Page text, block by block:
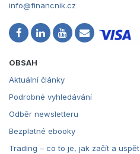
info@financnik.cz
OBSAH
Aktuální články
Podrobné vyhledávání
Odběr newsletteru
Bezplatné ebooky
Trading – co to je, jak začít a uspět